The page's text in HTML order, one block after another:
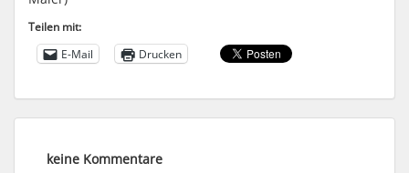
Teilen mit:
E-Mail
Drucken
keine Kommentare